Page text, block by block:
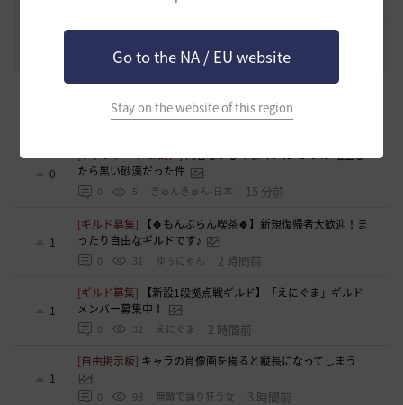
Go to the NA / EU website
Stay on the website of this region
コミュニティの利用にあたって
47.8K 黒い砂漠 2020.03.25
[意見掲示板]意見掲示板の指摘が反映されず、サポートへ直
接問い合わせるまで改善されなかった運用について
1 浅井ジークフリード配信者 0 分前
0
[ファンアート & 創作]内容ないびみょマンガ その45 転生し
たら黒い砂漠だった件
0 5 きゅんきゅん-日本 15 分前
1
[ギルド募集]
【🍀もんぶらん喫茶🍀】新規復帰者大歓迎！ま
ったり自由なギルドです♪
0 31 ゆぅにゃん 2 時間前
1
[ギルド募集]
【新設1段拠点戦ギルド】「えにぐま」ギルド
メンバー募集中！
0 32 えにぐま 2 時間前
1
[自由掲示板] キャラの肖像画を撮ると縦長になってしまう
0 98 無敵で踊り狂う女 3 時間前